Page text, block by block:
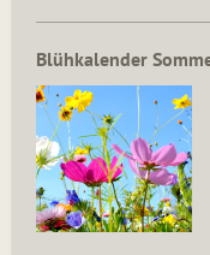
Blühkalender